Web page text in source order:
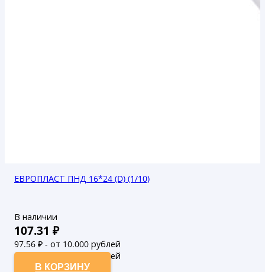
ЕВРОПЛАСТ ПНД 16*24 (D) (1/10)
В наличии
107.31 ₽
97.56 ₽ - от 10.000 рублей
88.69₽ - от 50.000 рублей
В КОРЗИНУ